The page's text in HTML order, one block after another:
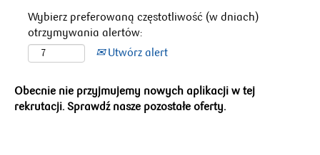
Wybierz preferowaną częstotliwość (w dniach)
otrzymywania alertów:
Utwórz alert
Obecnie nie przyjmujemy nowych aplikacji w tej
rekrutacji. Sprawdź nasze pozostałe oferty.